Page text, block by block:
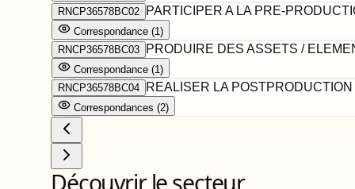
RNCP36578BC02 PARTICIPER A LA PRE-
Correspondance (1)
RNCP36578BC03
PRODUIRE DES ASSETS /
Correspondance (1)
RNCP36578BC04
REALISER LA
Correspondances (2)
Découvrir le secteur